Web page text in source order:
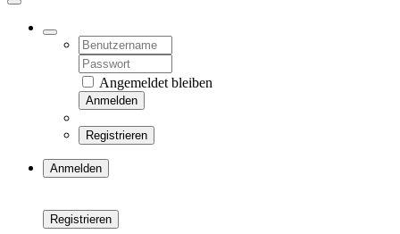
Angemeldet bleiben
Anmelden
Registrieren
Anmelden
Registrieren